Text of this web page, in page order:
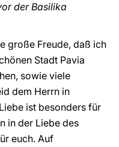
der Basilika
große Freude, daß ich
Stadt Pavia
sowie viele
dem Herrn in
ist besonders für
in der Liebe des
euch. Auf